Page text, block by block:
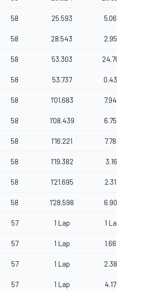
58 25.593 5.069
58 28.543 2.950
58 53.303 24.760
58 53.737 0.434
58 1'01.683 7.946
58 1'08.439 6.756
58 1'16.221 7.782
58 1'19.382 3.161
58 1'21.695 2.313
58 1'28.598 6.903
57 1 Lap 1 Lap
57 1 Lap 1.665
57 1 Lap 2.383
57 1 Lap 4.172